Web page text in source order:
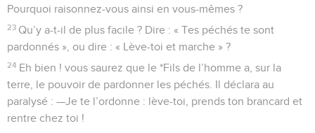
Pourquoi raisonnez-vous ainsi en vous-mêmes ?
23 Qu’y a-t-il de plus facile ? Dire : « Tes péchés te sont
pardonnés », ou dire : « Lève-toi et marche » ?
24 Eh bien ! vous saurez que le *Fils de l’homme a, sur la
terre, le pouvoir de pardonner les péchés. Il déclara au
paralysé : —Je te l’ordonne : lève-toi, prends ton brancard et
rentre chez toi !